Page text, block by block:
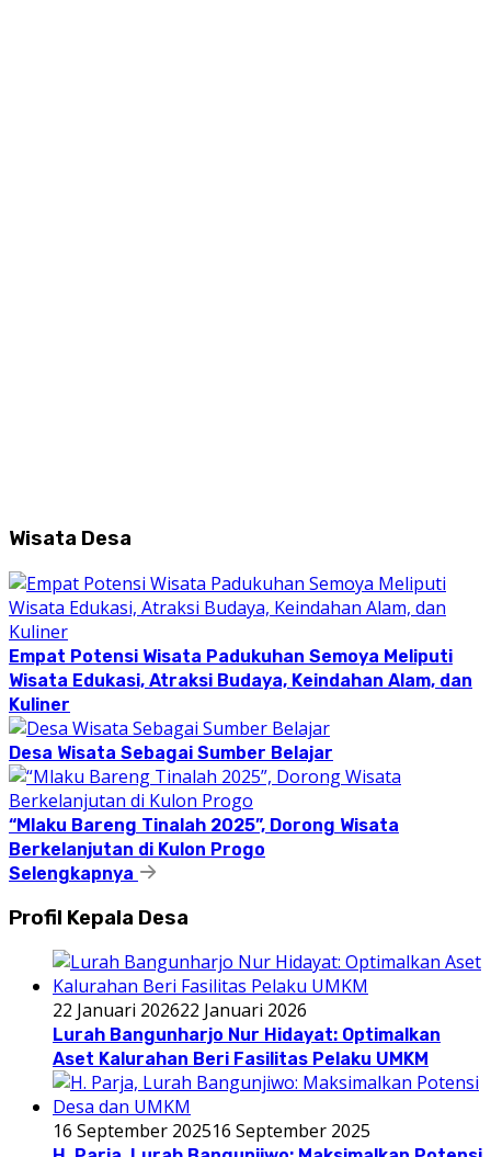
Wisata Desa
Empat Potensi Wisata Padukuhan Semoya Meliputi
Wisata Edukasi, Atraksi Budaya, Keindahan Alam, dan
Kuliner
Desa Wisata Sebagai Sumber Belajar
“Mlaku Bareng Tinalah 2025”, Dorong Wisata
Berkelanjutan di Kulon Progo
Selengkapnya
Profil Kepala Desa
22 Januari 202622 Januari 2026
Lurah Bangunharjo Nur Hidayat: Optimalkan
Aset Kalurahan Beri Fasilitas Pelaku UMKM
16 September 202516 September 2025